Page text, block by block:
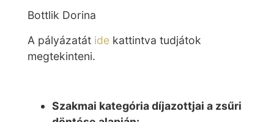
Bottlik Dorina
A pályázatát ide kattintva tudjátok
megtekinteni.
Szakmai kategória díjazottjai a zsűri